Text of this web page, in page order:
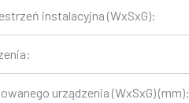
instalacyjna (WxSxG):
urządzenia (WxSxG) (mm):